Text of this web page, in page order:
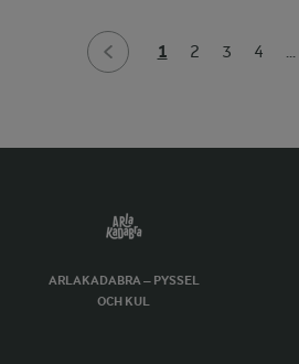
1 2 3 4 ...
ARLAKADABRA – PYSSEL
OCH KUL